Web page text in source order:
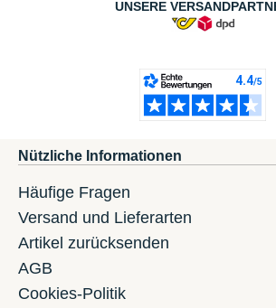
UNSERE
Nützliche Informationen
Häufige Fragen
Versand und Lieferarten
Artikel zurücksenden
AGB
Cookies-Politik